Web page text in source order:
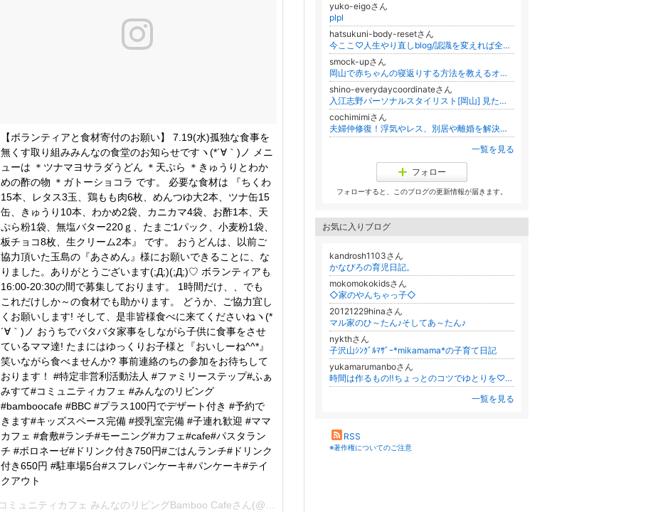
【ボランティアと食材寄付のお願い】 7.19(水)孤独な食事を
無くす取り組みみんなの食堂のお知らせですヽ(*´∀｀)ノ メニ
ューは ＊ツナマヨサラダうどん ＊天ぷら ＊きゅうりとわか
めの酢の物 ＊ガトーショコラ です。 必要な食材は 『ちくわ
15本、レタス3玉、鶏もも肉6枚、めんつゆ大2本、ツナ缶15
缶、きゅうり10本、わかめ2袋、カニカマ4袋、お酢1本、天
ぷら粉1袋、無塩バター220ｇ、たまご1パック、小麦粉1袋、
板チョコ8枚、生クリーム2本』 です。 おうどんは、以前ご
協力頂いた玉島の『あさめん』様にお願いできることに、な
りました。ありがとうございます(;Д;)(;Д;)♡ ボランティアも
16:00-20:30の間で募集しております。 1時間だけ、、でも
これだけしか～の食材でも助かります。 どうか、ご協力宜し
くお願いします! そして、是非皆様食べに来てくださいねヽ(*
´∀｀)ノ おうちでバタバタ家事をしながら子供に食事をさせ
ているママ達! たまにはゆっくりお子様と『おいしーね^^*』
笑いながら食べませんか? 事前連絡のちの参加をお待ちして
おります！ #特定非営利活動法人 #ファミリーステップ#ふぁ
みすて#コミュニティカフェ #みんなのリビング
#bamboocafe #BBC #プラス100円でデザート付き #予約で
きます#キッズスペース完備 #授乳室完備 #子連れ歓迎 #ママ
カフェ #倉敷#ランチ#モーニング#カフェ#cafe#パスタラン
チ #ボロネーゼ#ドリンク付き750円#ごはんランチ#ドリンク
付き650円 #駐車場5台#スフレパンケーキ#パンケーキ#テイ
クアウト
コミュニティカフェ みんなのリビングBamboo Cafeさん(@famiste.bamboo.cafe)がシェアした投稿 -
yuko-eigoさん
plpl
hatsukuni-body-resetさん
今ここ♡人生やり直しblog/認識を変えれば全てが変わる/愛とLOVEしかない世界へ
smock-upさん
岡山で赤ちゃんの寝返りする方法を教えるオンライン無料相談室
shino-everydaycoordinateさん
入江志野パーソナルスタイリスト[岡山] 見た目が変われば気持ちもアップ♡似合う服で毎日をHAPPYに
cochimimiさん
夫婦仲修復！浮気やレス、別居や離婚を解決！愛され楽ちん妻になる秘密
一覧を見る
フォロー
フォローすると、このブログの更新情報が届きます。
お気に入りブログ
kandrosh1103さん
かなぴろの育児日記。
mokomokokidsさん
◇家のやんちゃっ子◇
20121229hinaさん
マル家のひ～たん♪そしてあ～たん♪
nykthさん
子沢山ｼﾝｸﾞﾙﾏｻﾞｰ*mikamama*の子育て日記
yukamarumanboさん
時間は作るもの‼️ちょっとのコツでゆとりを♡隙間時間クリエイター YUKA【広島】
一覧を見る
RSS
※著作権についてのご注意